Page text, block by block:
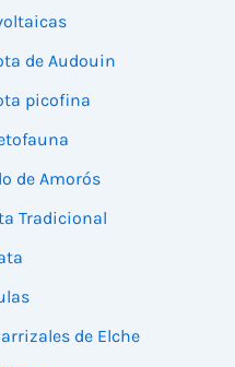
de Audouin
picofina
de Amorós
Tradicional
de Elche